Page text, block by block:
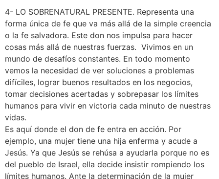
4- LO SOBRENATURAL PRESENTE. Representa una
forma única de fe que va más allá de la simple creencia
o la fe salvadora. Este don nos impulsa para hacer
cosas más allá de nuestras fuerzas. Vivimos en un
mundo de desafíos constantes. En todo momento
vemos la necesidad de ver soluciones a problemas
difíciles, lograr buenos resultados en los negocios,
tomar decisiones acertadas y sobrepasar los límites
humanos para vivir en victoria cada minuto de nuestras
vidas.
Es aquí donde el don de fe entra en acción. Por
ejemplo, una mujer tiene una hija enferma y acude a
Jesús. Ya que Jesús se rehúsa a ayudarla porque no es
del pueblo de Israel, ella decide insistir rompiendo los
límites humanos. Ante la determinación de la mujer